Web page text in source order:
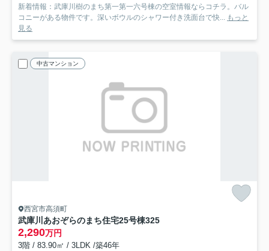
新着情報：武庫川樹のまち第一第一六号棟の空室情報ならコチラ。バル
コニーがある物件です。深いボウルのシャワー付き洗面台で快... もっと
見る
中古マンション
西宮市高須町
武庫川あおぞらのまち住宅25号棟325
2,290万円
3階 / 83.90㎡ / 3LDK /築46年